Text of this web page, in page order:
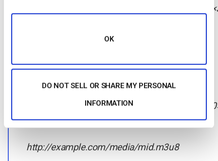
OK
DO NOT SELL OR SHARE MY PERSONAL
INFORMATION
#EXT-X-STREAM-
http://example.com/media/mid.m3u8